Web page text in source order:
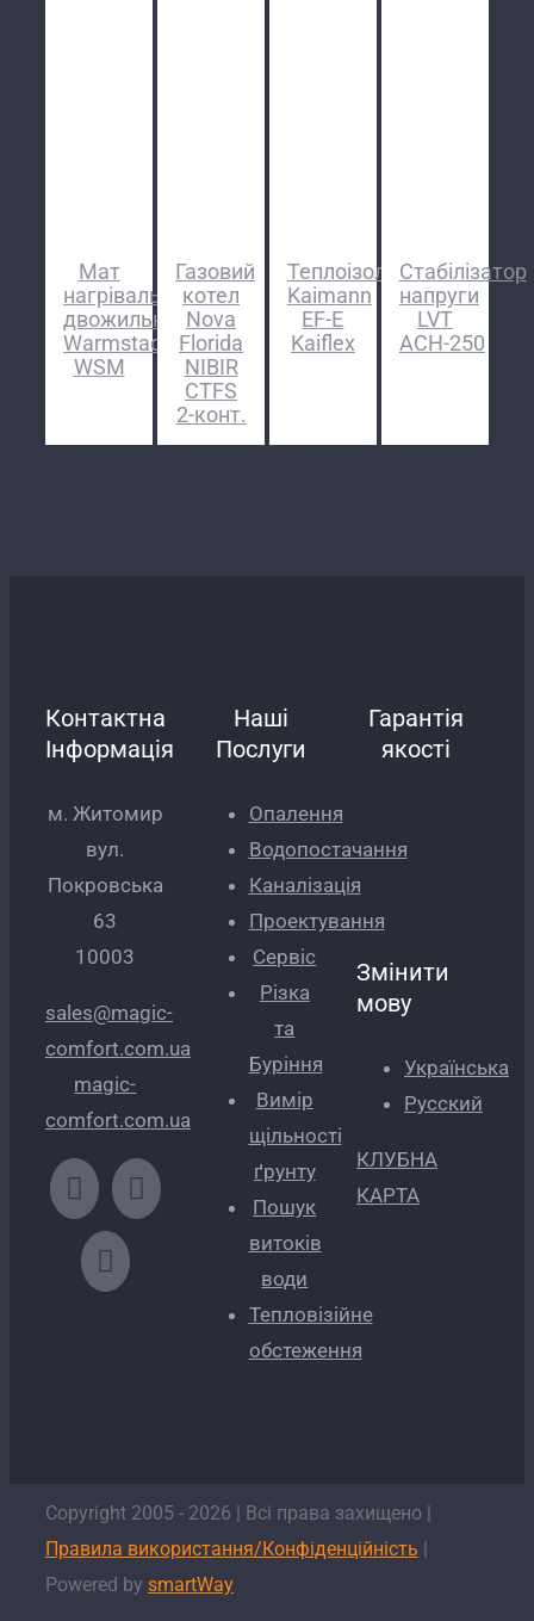
Мат
нагрівальний
двожильний
Warmstad
WSM
Газовий
котел
Nova
Florida
NIBIR
CTFS
2-конт.
Теплоізоляція
Kaimann
EF-E
Kaiflex
Стабілізатор
напруги
LVT
АСН-250
Контактна
Інформація
м. Житомир
вул.
Покровська
63
10003
sales@magic-
comfort.com.ua
magic-
comfort.com.ua
Наші
Послуги
Опалення
Водопостачання
Каналізація
Проектування
Сервіс
Різка
та
Буріння
Вимір
щільності
ґрунту
Пошук
витоків
води
Тепловізійне
обстеження
Гарантія
якості
Змінити
мову
Українська
Русский
КЛУБНА
КАРТА
Copyright 2005 - 2026 | Всі права захищено |
Правила використання/Конфіденційність |
Powered by smartWay